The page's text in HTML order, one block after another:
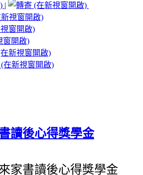
|
讀後心得獎學金
家書讀後心得獎學金